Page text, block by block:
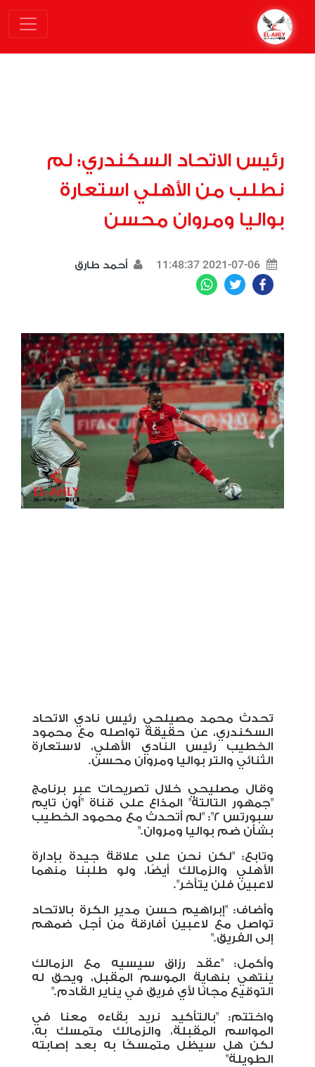
رئيس الاتحاد السكندري: لم
نطلب من الأهلي استعارة
بواليا ومروان محسن
2021-07-06 11:48:37 أحمد طارق
Facebook
Twitter
تحدث محمد مصيلحي رئيس نادي الاتحاد
السكندري، عن حقيقة تواصله مع محمود
الخطيب رئيس النادي الأهلي، لاستعارة
الثنائي والتر بواليا ومروان محسن.
وقال مصليحي خلال تصريحات عبر برنامج
"جمهور التالتة" المذاع على قناة "أون تايم
سبورتس 2": "لم أتحدث مع محمود الخطيب
بشأن ضم بواليا ومروان".
وتابع: "لكن نحن على علاقة جيدة بإدارة
الأهلي والزمالك أيضًا، ولو طلبنا منهما
لاعبين فلن يتأخر".
وأَضاف: "إبراهيم حسن مدير الكرة بالاتحاد
تواصل مع لاعبين أفارقة من أجل ضمهم
إلى الفريق".
وأكمل: "عقد رزاق سيسيه مع الزمالك
ينتهي بنهاية الموسم المقبل، ويحق له
التوقيع مجانًا لأي فريق في يناير القادم".
واختتم: "بالتأكيد نريد بقاءه معنا في
المواسم المقبلة، والزمالك متمسك به،
لكن هل سيظل متمسكًا به بعد إصابته
الطويلة"